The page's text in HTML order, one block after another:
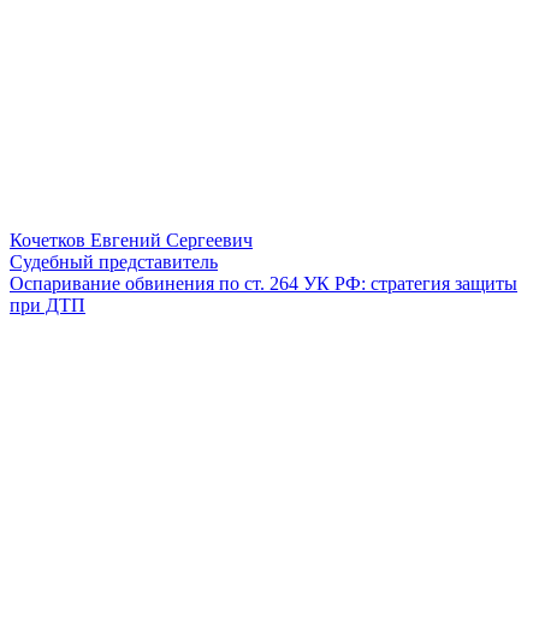
Кочетков Евгений Сергеевич
Судебный представитель
Оспаривание обвинения по ст. 264 УК РФ: стратегия защиты
при ДТП